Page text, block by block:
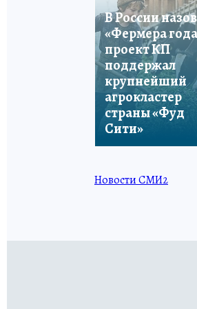
В России
«Фермера
проект КП
поддержал
крупнейший
агрокластер
страны «Фуд
Сити»
Новости СМИ2